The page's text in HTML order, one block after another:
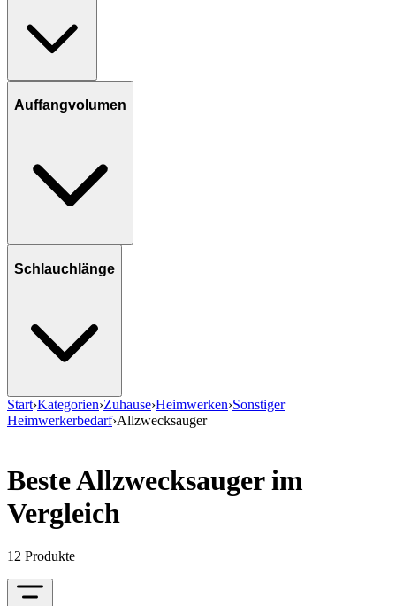
Auffangvolumen
Schlauchlänge
Start›Kategorien›Zuhause›Heimwerken›Sonstiger
Heimwerkerbedarf›Allzwecksauger
Beste Allzwecksauger im
Vergleich
12 Produkte